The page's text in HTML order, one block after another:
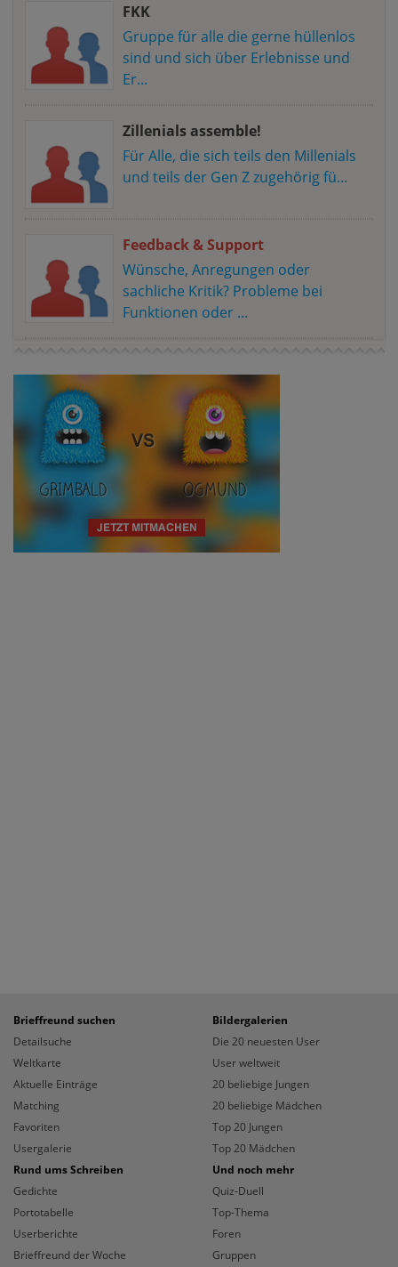
FKK
Gruppe für alle die gerne hüllenlos
sind und sich über Erlebnisse und
Er...
Zillenials assemble!
Für Alle, die sich teils den Millenials
und teils der Gen Z zugehörig fü...
Feedback & Support
Wünsche, Anregungen oder
sachliche Kritik? Probleme bei
Funktionen oder ...
Brieffreund suchen
Detailsuche
Weltkarte
Aktuelle Einträge
Matching
Favoriten
Usergalerie
Bildergalerien
Die 20 neuesten User
User weltweit
20 beliebige Jungen
20 beliebige Mädchen
Top 20 Jungen
Top 20 Mädchen
Rund ums Schreiben
Gedichte
Portotabelle
Userberichte
Brieffreund der Woche
Und noch mehr
Quiz-Duell
Top-Thema
Foren
Gruppen